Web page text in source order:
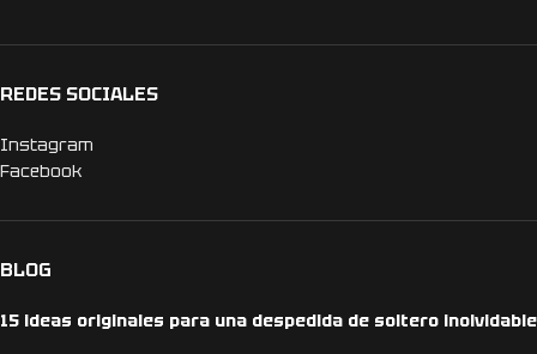
REDES SOCIALES
Instagram
Facebook
BLOG
15 ideas originales para una despedida de soltero inolvidable